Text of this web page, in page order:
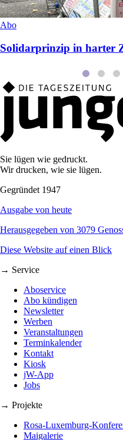
Abo
Solidarprinzip in harter
Sie lügen wie gedruckt.
Wir drucken, wie sie lügen.
Gegründet 1947
Ausgabe von heute
Herausgegeben von 3079
Diese Website auf einen Blick
→ Service
Aboservice
Abo kündigen
Newsletter
Werben
Veranstaltungen
Terminkalender
Kontakt
Kiosk
jW-App
Jobs
→ Projekte
Rosa-Luxemburg-
Maigalerie